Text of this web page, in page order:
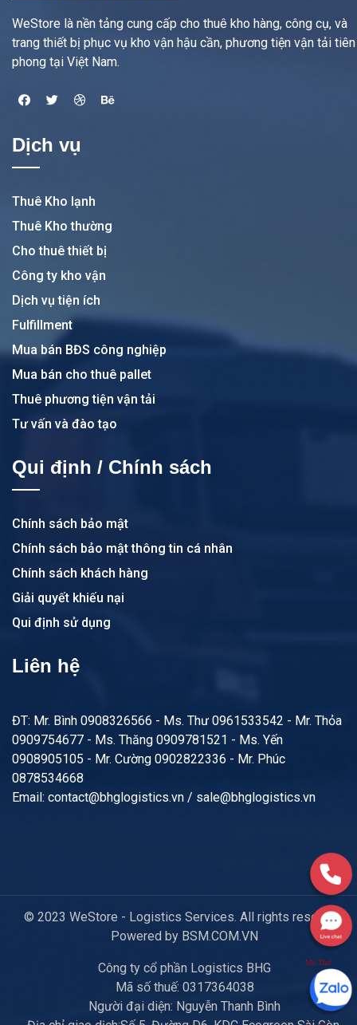
WeStore là nền tảng cung cấp cho thuê kho hàng, công cụ, và
trang thiết bị phục vụ kho vận hậu cần, phương tiện vận tải tiên
phong tại Việt Nam.
Dịch vụ
Thuê Kho lạnh
Thuê Kho thường
Cho thuê thiết bị
Công ty kho vận
Dịch vụ tiện ích
Fulfillment
Mua bán BĐS công nghiệp
Mua bán cho thuê pallet
Thuê phương tiện vận tải
Tư vấn và đào tạo
Qui định / Chính sách
Chính sách bảo mật
Chính sách bảo mật thông tin cá nhân
Chính sách khách hàng
Giải quyết khiếu nại
Qui định sử dụng
Liên hệ
ĐT: Mr. Bình 0908326566 - Ms. Thư 0961533542 - Mr. Thỏa
0909754677 - Ms. Thăng 0909781521 - Ms. Yến
0908905105 - Mr. Cường 0902822336 - Mr. Phúc
0878534668
Email: contact@bhglogistics.vn / sale@bhglogistics.vn
© 2023 WeStore - Logistics Services. All rights reserved.
Powered by BSM.COM.VN
Công ty cổ phần Logistics BHG
Mã số thuế: 0317364038
Người đại diện: Nguyễn Thanh Bình
Ms.Thư